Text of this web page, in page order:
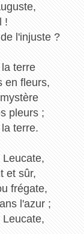
!
l'injuste ?
terre
en fleurs,
pleurs ;
terre.
et sûr,
frégate,
l'azur ;